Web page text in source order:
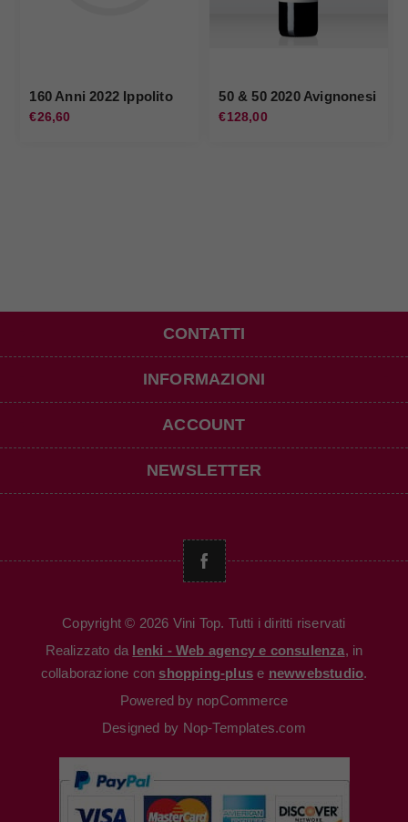
160 Anni 2022 Ippolito
€26,60
50 & 50 2020 Avignonesi
€128,00
CONTATTI
INFORMAZIONI
ACCOUNT
NEWSLETTER
Copyright © 2026 Vini Top. Tutti i diritti riservati
Realizzato da Ienki - Web agency e consulenza, in
collaborazione con shopping-plus e newwebstudio.
Powered by nopCommerce
Designed by Nop-Templates.com